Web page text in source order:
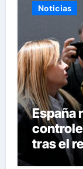
Noticias
España
tras el
las